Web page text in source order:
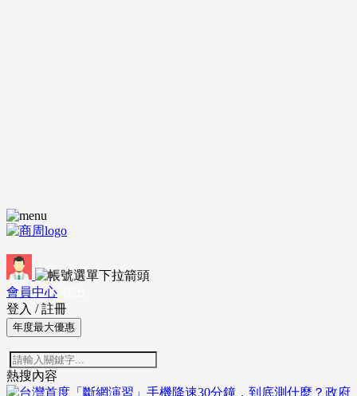
會員中心
登入 / 註冊
年度最大優惠
熱搜內容